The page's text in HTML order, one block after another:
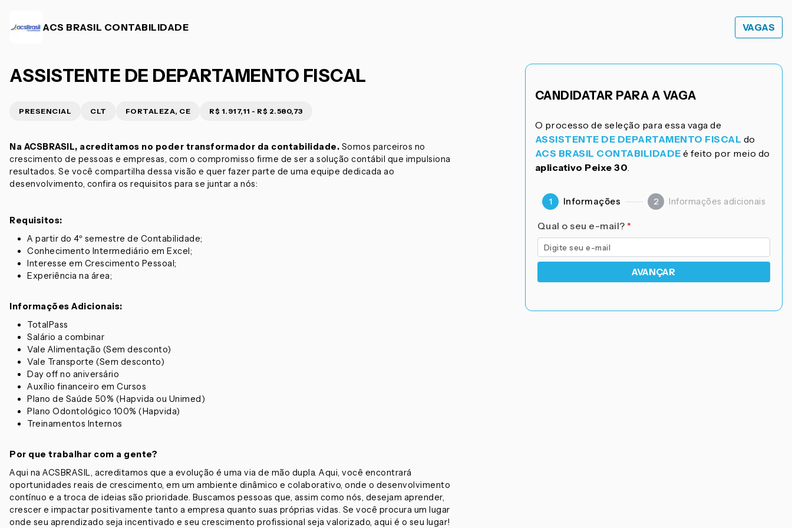
ACS BRASIL CONTABILIDADE VAGAS
ASSISTENTE DE DEPARTAMENTO FISCAL
PRESENCIAL CLT FORTALEZA, CE R$ 1.917,11 - R$ 2.580,73
Na ACSBRASIL, acreditamos no poder transformador da contabilidade. Somos parceiros no
crescimento de pessoas e empresas, com o compromisso firme de ser a solução contábil que impulsiona
resultados. Se você compartilha dessa visão e quer fazer parte de uma equipe dedicada ao
desenvolvimento, confira os requisitos para se juntar a nós:
Requisitos:
A partir do 4º semestre de Contabilidade;
Conhecimento Intermediário em Excel;
Interesse em Crescimento Pessoal;
Experiência na área;
Informações Adicionais:
TotalPass
Salário a combinar
Vale Alimentação (Sem desconto)
Vale Transporte (Sem desconto)
Day off no aniversário
Auxílio financeiro em Cursos
Plano de Saúde 50% (Hapvida ou Unimed)
Plano Odontológico 100% (Hapvida)
Treinamentos Internos
Por que trabalhar com a gente?
Aqui na ACSBRASIL, acreditamos que a evolução é uma via de mão dupla. Aqui, você encontrará
oportunidades reais de crescimento, em um ambiente dinâmico e colaborativo, onde o desenvolvimento
contínuo e a troca de ideias são prioridade. Buscamos pessoas que, assim como nós, desejam aprender,
crescer e impactar positivamente tanto a empresa quanto suas próprias vidas. Se você procura um lugar
onde seu aprendizado seja incentivado e seu crescimento profissional seja valorizado, aqui é o seu lugar!
CANDIDATAR PARA A VAGA
O processo de seleção para essa vaga de
ASSISTENTE DE DEPARTAMENTO FISCAL do
ACS BRASIL CONTABILIDADE é feito por meio do
aplicativo Peixe 30.
1 Informações 2 Informações adicionais
Qual o seu e-mail? *
AVANÇAR